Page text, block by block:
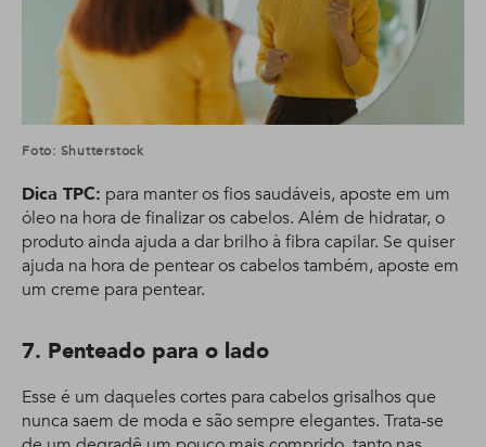
Foto: Shutterstock
Dica TPC: para manter os fios saudáveis, aposte em um
óleo na hora de finalizar os cabelos. Além de hidratar, o
produto ainda ajuda a dar brilho à fibra capilar. Se quiser
ajuda na hora de pentear os cabelos também, aposte em
um creme para pentear.
7. Penteado para o lado
Esse é um daqueles cortes para cabelos grisalhos que
nunca saem de moda e são sempre elegantes. Trata-se